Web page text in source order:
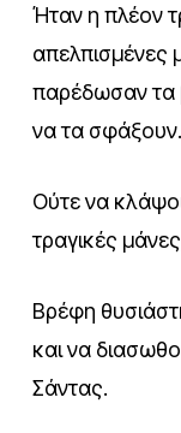
Ήταν η πλέον
απελπισμένες
παρέδωσαν τα
να τα σφάξουν.
Ούτε να
τραγικές
Βρέφη
και να
Σάντας.